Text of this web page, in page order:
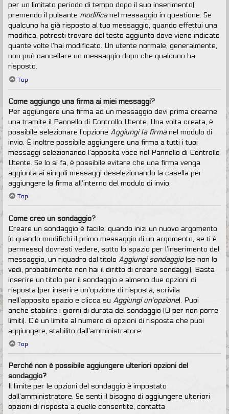
per un limitato periodo di tempo dopo il suo inserimento)
premendo il pulsante modificanel messaggio in questione. Se
qualcuno ha già risposto al tuo messaggio, quando effettui una
modifica, potresti trovare del testo aggiunto dove viene indicato
quante volte l’hai modificato. Un utente normale, generalmente,
non può cancellare un messaggio dopo che qualcuno ha
risposto.
Top
Come aggiungo una firma ai miei messaggi?
Per aggiungere una firma ad un messaggio devi prima crearne
una tramite il Pannello di Controllo Utente. Una volta creata, è
possibile selezionare l’opzione Aggiungi la firmanel modulo di
invio. È inoltre possibile aggiungere una firma a tutti i tuoi
messaggi selezionando l’apposita voce nel Pannello di Controllo
Utente. Se lo si fa, è possibile evitare che una firma venga
aggiunta ai singoli messaggi deselezionando la casella per
aggiungere la firma all’interno del modulo di invio.
Top
Come creo un sondaggio?
Creare un sondaggio è facile: quando inizi un nuovo argomento
(o quando modifichi il primo messaggio di un argomento, se ti è
permesso) dovresti vedere, sotto lo spazio per l’inserimento del
messaggio, un riquadro dal titolo Aggiungi sondaggio(se non lo
vedi, probabilmente non hai il diritto di creare sondaggi). Basta
inserire un titolo per il sondaggio e almeno due opzioni di
risposta (per inserire un’opzione di risposta, scrivila
nell’apposito spazio e clicca su Aggiungi un’opzione). Puoi
anche stabilire i giorni di durata del sondaggio (0 per non porre
limiti). C’è un limite al numero di opzioni di risposta che puoi
aggiungere, stabilito dall’amministratore.
Top
Perché non è possibile aggiungere ulteriori opzioni del
sondaggio?
Il limite per le opzioni del sondaggio è impostato
dall’amministratore. Se senti il bisogno di aggiungere ulteriori
opzioni di risposta a quelle consentite, contatta